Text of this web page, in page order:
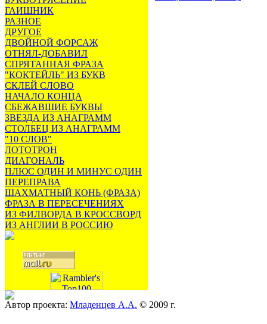
ГАИШНИК
РАЗНОЕ
ДРУГОЕ
ДВОЙНОЙ ФОРСАЖ
ОТНЯЛ-ДОБАВИЛ
СПРЯТАННАЯ ФРАЗА
"КОКТЕЙЛЬ" ИЗ БУКВ
СКЛЕЙ СЛОВО
НАЧАЛО КОНЦА
СБЕЖАВШИЕ БУКВЫ
ЗВЕЗДА ИЗ АНАГРАММ
СТОЛБЕЦ ИЗ АНАГРАММ
"10 СЛОВ"
ЛОТОТРОН
ДИАГОНАЛЬ
ПЛЮС ОДИН И МИНУС ОДИН
ПЕРЕПРАВА
ШАХМАТНЫЙ КОНЬ (ФРАЗА)
ФРАЗА В ПЕРЕСЕЧЕНИЯХ
ИЗ ФИЛВОРДА В КРОССВОРД
ИЗ АНГЛИИ В РОССИЮ
Автор проекта: Младенцев А.А. © 2009 г.